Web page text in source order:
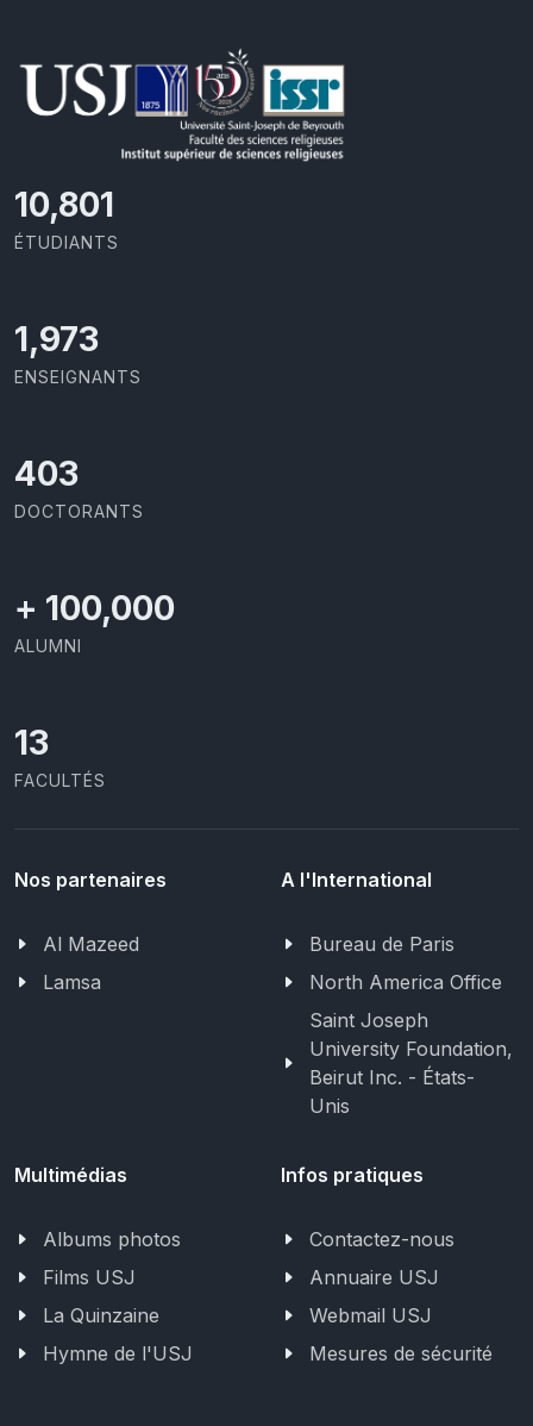
11,418
ÉTUDIANTS
2,086
ENSEIGNANTS
426
DOCTORANTS
+ 100,000
ALUMNI
13
FACULTÉS
Nos partenaires
Al Mazeed
Lamsa
A l'International
Bureau de Paris
North America Office
Saint Joseph
University Foundation,
Beirut Inc. - États-
Unis
Multimédias
Albums photos
Films USJ
La Quinzaine
Hymne de l'USJ
Infos pratiques
Contactez-nous
Annuaire USJ
Webmail USJ
Mesures de sécurité